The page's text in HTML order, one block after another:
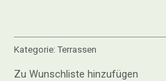
Kategorie:Terrassen
Zu Wunschliste hinzufügen